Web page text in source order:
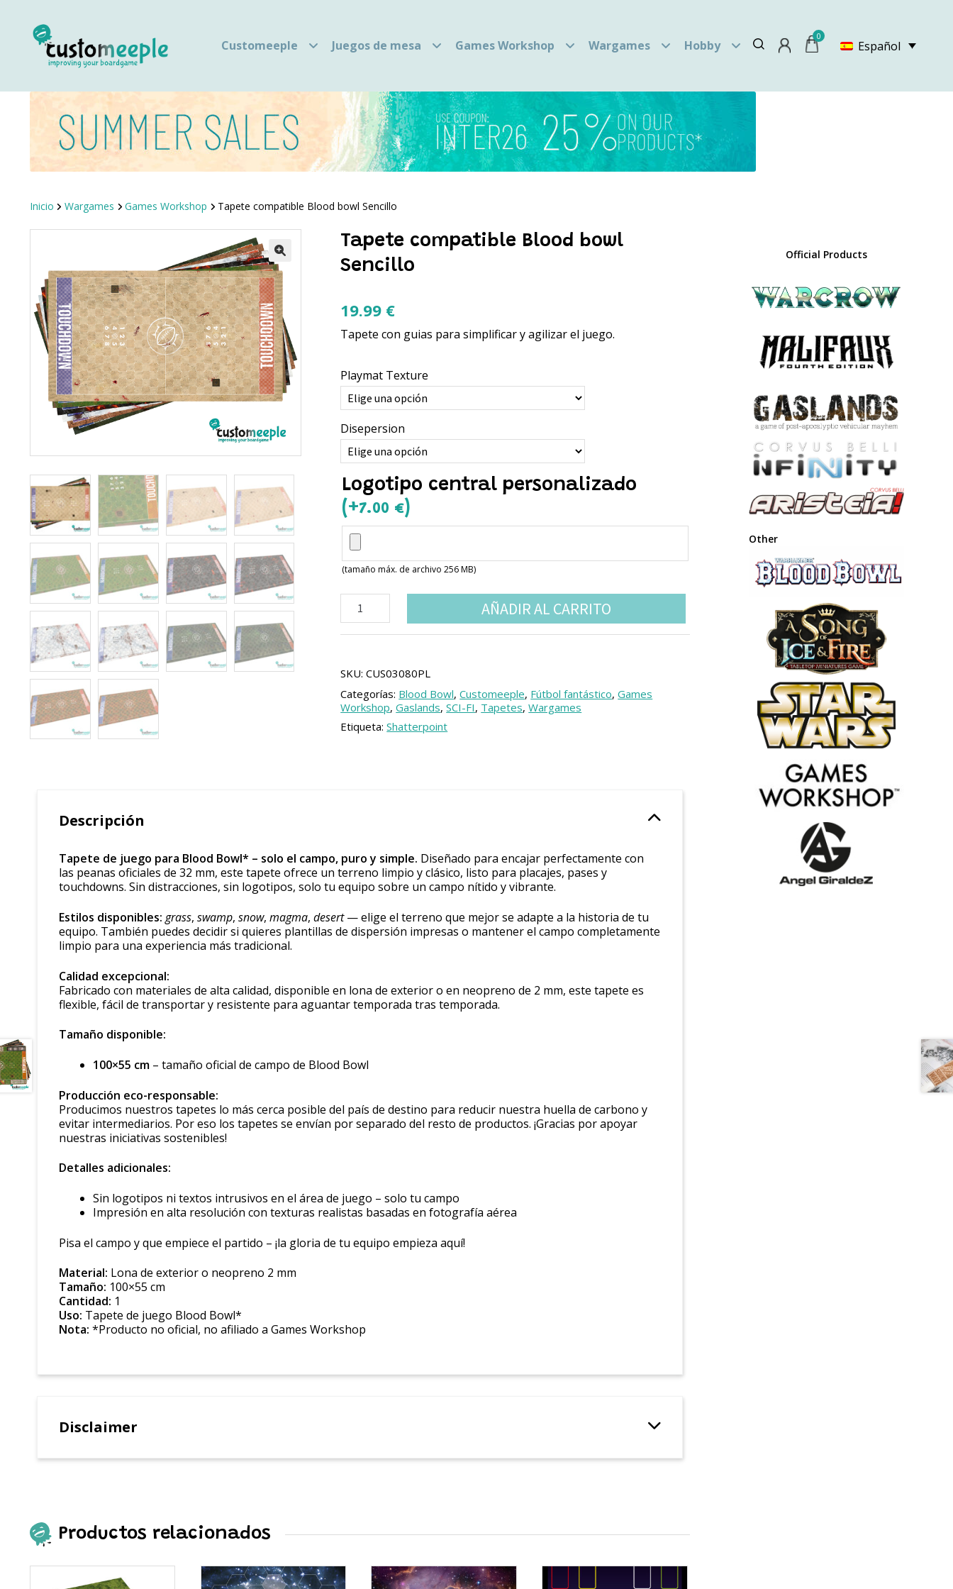
Customeeple Juegos de mesa Games Workshop Wargames Hobby
0
Español
Inicio Wargames Games Workshop Tapete compatible Blood bowl Sencillo
Tapete compatible Blood bowl
Sencillo
19.99 €
Tapete con guias para simplificar y agilizar el juego.
Playmat Texture
Disepersion
Logotipo central personalizado
(+7.00 €)
(tamaño máx. de archivo 256 MB)
Tapete
compatible
Blood
cantidad
AÑADIR AL CARRITO
SKU:CUS03080PL
Categorías: Blood Bowl,Customeeple, Fútbol fantástico,Games
Workshop,Gaslands,SCI-FI, Tapetes,Wargames
Etiqueta:Shatterpoint
Descripción
Tapete de juego para Blood Bowl* – solo el campo, puro y simple. Diseñado para encajar perfectamente con
las peanas oficiales de 32 mm, este tapete ofrece un terreno limpio y clásico, listo para placajes, pases y
touchdowns. Sin distracciones, sin logotipos, solo tu equipo sobre un campo nítido y vibrante.
Estilos disponibles: grass, swamp, snow, magma, desert— elige el terreno que mejor se adapte a la historia de tu
equipo. También puedes decidir si quieres plantillas de dispersión impresas o mantener el campo completamente
limpio para una experiencia más tradicional.
Calidad excepcional:
Fabricado con materiales de alta calidad, disponible en lona de exterior o en neopreno de 2 mm, este tapete es
flexible, fácil de transportar y resistente para aguantar temporada tras temporada.
Tamaño disponible:
100×55 cm– tamaño oficial de campo de Blood Bowl
Producción eco-responsable:
Producimos nuestros tapetes lo más cerca posible del país de destino para reducir nuestra huella de carbono y
evitar intermediarios. Por eso los tapetes se envían por separado del resto de productos. ¡Gracias por apoyar
nuestras iniciativas sostenibles!
Detalles adicionales:
Sin logotipos ni textos intrusivos en el área de juego – solo tu campo
Impresión en alta resolución con texturas realistas basadas en fotografía aérea
Pisa el campo y que empiece el partido – ¡la gloria de tu equipo empieza aquí!
Material: Lona de exterior o neopreno 2 mm
Tamaño: 100×55 cm
Cantidad: 1
Uso: Tapete de juego Blood Bowl*
Nota: *Producto no oficial, no afiliado a Games Workshop
Disclaimer
Productos relacionados
Official Products
Other